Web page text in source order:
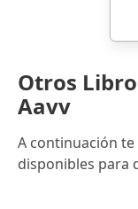
Otros
Aavv
A continuación
disponibles para